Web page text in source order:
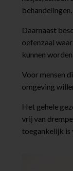
behandelingen.
Daarnaast
oefenzaal
kunnen
Voor mensen
omgeving
Het gehele
vrij van
toegankelijk is